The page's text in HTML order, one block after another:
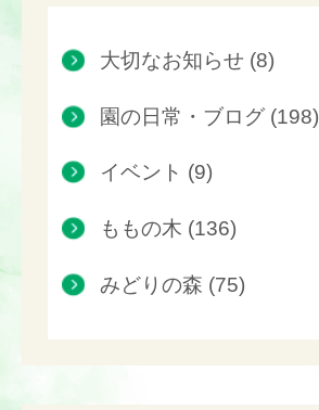
大切なお知らせ (8)
園の日常・ブログ (198)
イベント (9)
ももの木 (136)
みどりの森 (75)